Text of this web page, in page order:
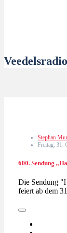
Veedelsradio
Stephan
Freitag, 31.
600. Sendung
Die Sendung
feiert ab dem